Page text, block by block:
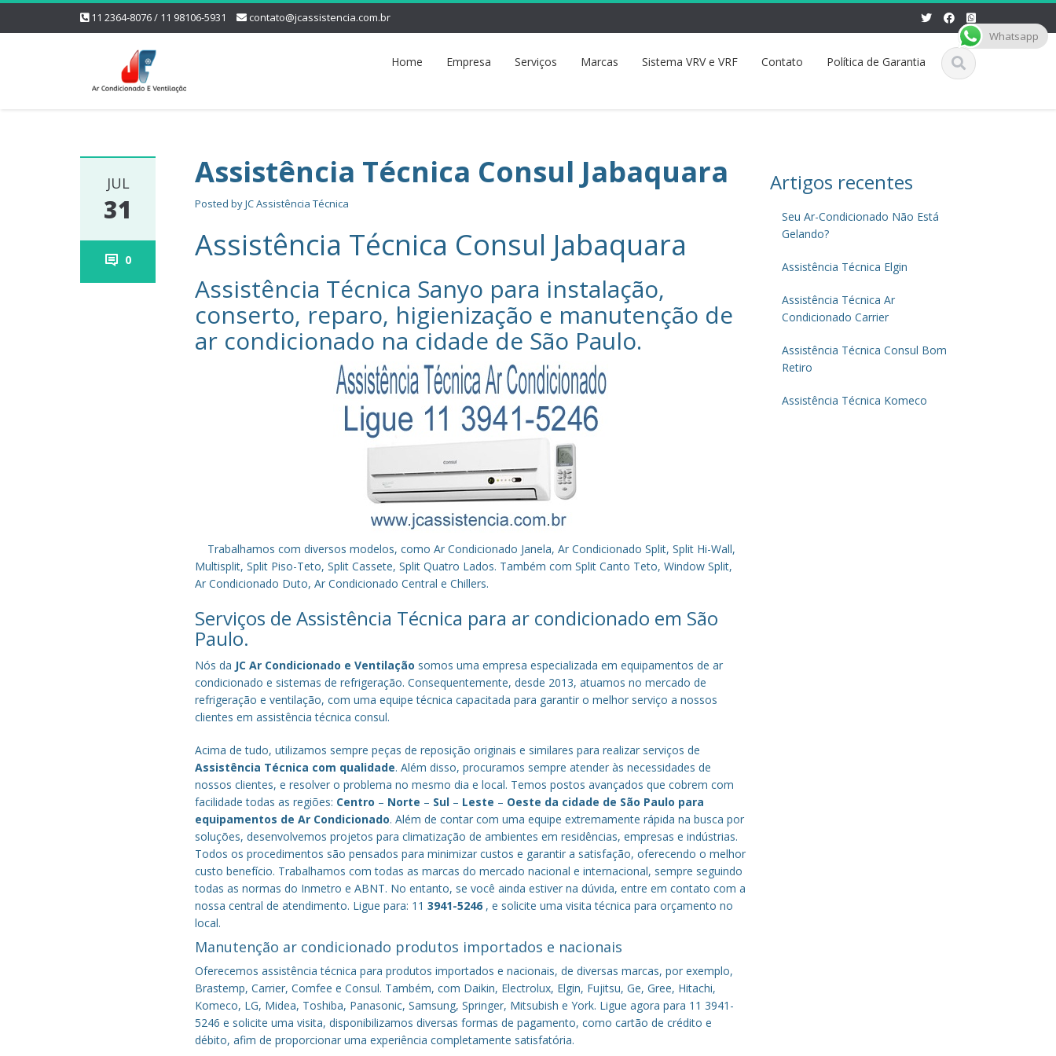
11 2364-8076 / 11 98106-5931 contato@jcassistencia.com.br
Home Empresa Serviços Marcas Sistema VRV e VRF Contato Política de Garantia
JUL
31
0
Assistência Técnica Consul Jabaquara
Posted byJC Assistência Técnica
Assistência Técnica Consul Jabaquara
Assistência Técnica Sanyo‎ para instalação,
conserto, reparo, higienização e manutenção de
ar condicionado na cidade de São Paulo.
Trabalhamos com diversos modelos, como Ar Condicionado Janela, Ar Condicionado Split, Split Hi-Wall,
Multisplit, Split Piso-Teto, Split Cassete, Split Quatro Lados. Também com Split Canto Teto, Window Split,
Ar Condicionado Duto, Ar Condicionado Central e Chillers.
Serviços de Assistência Técnica para ar condicionado em São
Paulo.
Nós da JC Ar Condicionado e Ventilação somos uma empresa especializada em equipamentos de ar
condicionado e sistemas de refrigeração. Consequentemente, desde 2013, atuamos no mercado de
refrigeração e ventilação, com uma equipe técnica capacitada para garantir o melhor serviço a nossos
clientes em assistência técnica consul.
Acima de tudo, utilizamos sempre peças de reposição originais e similares para realizar serviços de
Assistência Técnica com qualidade. Além disso, procuramos sempre atender às necessidades de
nossos clientes, e resolver o problema no mesmo dia e local. Temos postos avançados que cobrem com
facilidade todas as regiões: Centro – Norte – Sul – Leste – Oeste da cidade de São Paulo para
equipamentos de Ar Condicionado. Além de contar com uma equipe extremamente rápida na busca por
soluções, desenvolvemos projetos para climatização de ambientes em residências, empresas e indústrias.
Todos os procedimentos são pensados para minimizar custos e garantir a satisfação, oferecendo o melhor
custo benefício. Trabalhamos com todas as marcas do mercado nacional e internacional, sempre seguindo
todas as normas do Inmetro e ABNT. No entanto, se você ainda estiver na dúvida, entre em contato com a
nossa central de atendimento. Ligue para: 113941-5246 , e solicite uma visita técnica para orçamento no
local.
Manutenção ar condicionado produtos importados e nacionais
Oferecemos assistência técnica para produtos importados e nacionais, de diversas marcas, por exemplo,
Brastemp, Carrier, Comfee e Consul. Também, com Daikin, Electrolux, Elgin, Fujitsu, Ge, Gree, Hitachi,
Komeco, LG, Midea, Toshiba, Panasonic, Samsung, Springer, Mitsubish e York. Ligue agora para 11 3941-
5246 e solicite uma visita, disponibilizamos diversas formas de pagamento, como cartão de crédito e
débito, afim de proporcionar uma experiência completamente satisfatória.
Artigos recentes
Seu Ar-Condicionado Não Está
Gelando?
Assistência Técnica Elgin
Assistência Técnica Ar
Condicionado Carrier
Assistência Técnica Consul Bom
Retiro
Assistência Técnica Komeco
Whatsapp